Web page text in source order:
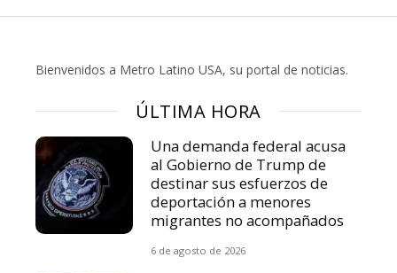
Bienvenidos a Metro Latino USA, su portal de noticias.
ÚLTIMA HORA
Una demanda federal acusa
al Gobierno de Trump de
destinar sus esfuerzos de
deportación a menores
migrantes no acompañados
6 de agosto de 2026